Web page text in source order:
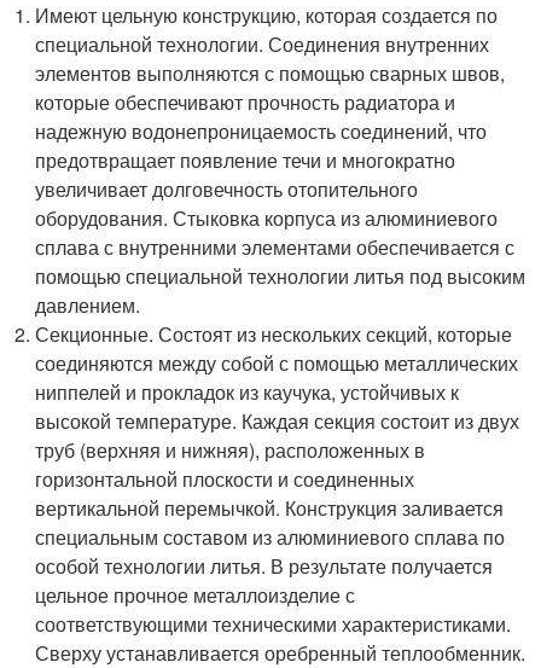
Имеют цельную конструкцию, которая создается по
специальной технологии. Соединения внутренних
элементов выполняются с помощью сварных швов,
которые обеспечивают прочность радиатора и
надежную водонепроницаемость соединений, что
предотвращает появление течи и многократно
увеличивает долговечность отопительного
оборудования. Стыковка корпуса из алюминиевого
сплава с внутренними элементами обеспечивается с
помощью специальной технологии литья под высоким
давлением.
Секционные. Состоят из нескольких секций, которые
соединяются между собой с помощью металлических
ниппелей и прокладок из каучука, устойчивых к
высокой температуре. Каждая секция состоит из двух
труб (верхняя и нижняя), расположенных в
горизонтальной плоскости и соединенных
вертикальной перемычкой. Конструкция заливается
специальным составом из алюминиевого сплава по
особой технологии литья. В результате получается
цельное прочное металлоизделие с
соответствующими техническими характеристиками.
Сверху устанавливается оребренный теплообменник.